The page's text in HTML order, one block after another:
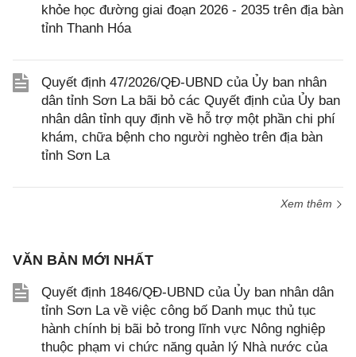
khỏe học đường giai đoạn 2026 - 2035 trên địa bàn
tỉnh Thanh Hóa
Quyết định 47/2026/QĐ-UBND của Ủy ban nhân
dân tỉnh Sơn La bãi bỏ các Quyết định của Ủy ban
nhân dân tỉnh quy định về hỗ trợ một phần chi phí
khám, chữa bệnh cho người nghèo trên địa bàn
tỉnh Sơn La
Xem thêm
VĂN BẢN MỚI NHẤT
Quyết định 1846/QĐ-UBND của Ủy ban nhân dân
tỉnh Sơn La về việc công bố Danh mục thủ tục
hành chính bị bãi bỏ trong lĩnh vực Nông nghiệp
thuộc phạm vi chức năng quản lý Nhà nước của